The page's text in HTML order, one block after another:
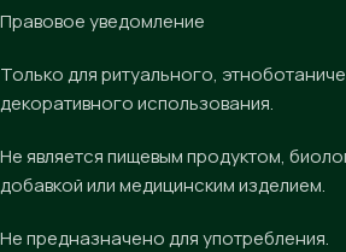
Правовое уведомление
Только для ритуального,
декоративного использования.
Не является пищевым продуктом,
добавкой или медицинским изделием.
Не предназначено для употребления.